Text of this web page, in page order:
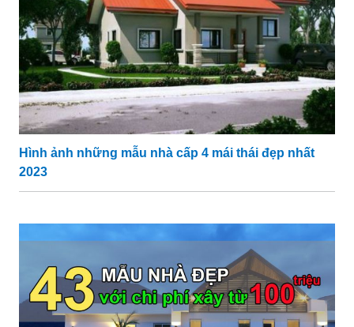
Hình ảnh những mẫu nhà cấp 4 mái thái đẹp nhất
2023